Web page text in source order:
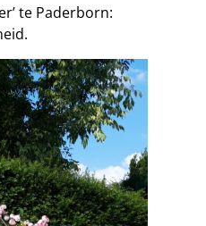
te Paderborn: